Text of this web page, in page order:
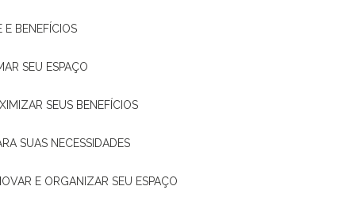
E BENEFÍCIOS
SEU ESPAÇO
SEUS BENEFÍCIOS
SUAS NECESSIDADES
E ORGANIZAR SEU ESPAÇO